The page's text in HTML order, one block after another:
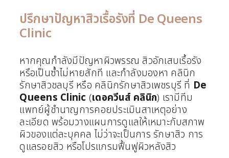
ปรึกษาปัญหาสิวเรื้อรังที่ De Queens
Clinic
หากคุณกำลังมีปัญหาผิวพรรณ สิวอักเสบเรื้อรัง
หรือเป็นซ้ำไม่หายสักที และกำลังมองหา คลินิก
รักษาสิวชลบุรี หรือ คลินิกรักษาสิวเพชรบุรี ที่ De
Queens Clinic (เดอควีนส์ คลินิก) เรามีทีม
แพทย์ผู้ชำนาญการคอยประเมินสาเหตุอย่าง
ละเอียด พร้อมวางแผนการดูแลให้เหมาะกับสภาพ
ผิวของแต่ละบุคคล ไม่ว่าจะเป็นการ รักษาสิว การ
ดูแลรอยสิว หรือโปรแกรมฟื้นฟูผิวหลังสิว